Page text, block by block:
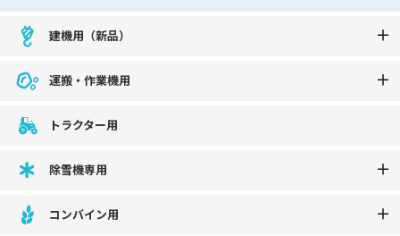
建機用（新品）
運搬・作業機用
トラクター用
除雪機専用
コンバイン用